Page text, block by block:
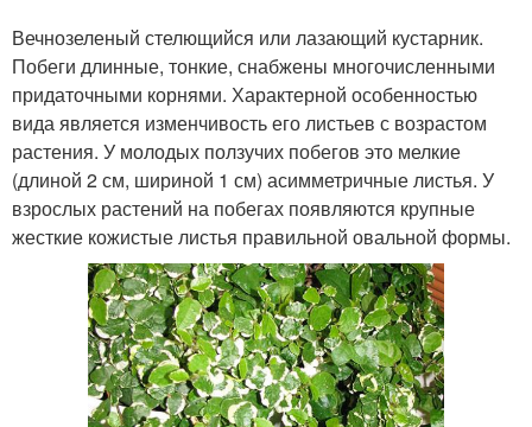
Вечнозеленый стелющийся или лазающий кустарник.
Побеги длинные, тонкие, снабжены многочисленными
придаточными корнями. Характерной особенностью
вида является изменчивость его листьев с возрастом
растения. У молодых ползучих побегов это мелкие
(длиной 2 см, шириной 1 см) асимметричные листья. У
взрослых растений на побегах появляются крупные
жесткие кожистые листья правильной овальной формы.